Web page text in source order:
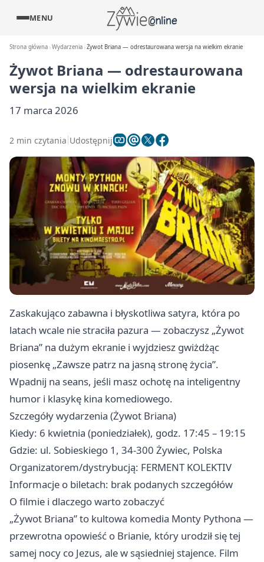
MENU
Strona główna Wydarzenia Żywot Briana — odrestaurowana wersja na wielkim ekranie
Żywot Briana — odrestaurowana
wersja na wielkim ekranie
17 marca 2026
2 min czytania Udostępnij
Zaskakująco zabawna i błyskotliwa satyra, która po
latach wcale nie straciła pazura — zobaczysz „Żywot
Briana” na dużym ekranie i wyjdziesz gwiżdżąc
piosenkę „Zawsze patrz na jasną stronę życia”.
Wpadnij na seans, jeśli masz ochotę na inteligentny
humor i klasykę kina komediowego.
Szczegóły wydarzenia (Żywot Briana)
Kiedy: 6 kwietnia (poniedziałek), godz. 17:45 – 19:15
Gdzie: ul. Sobieskiego 1, 34-300 Żywiec, Polska
Organizatorem/dystrybucją: FERMENT KOLEKTIV
Informacje o biletach: brak podanych szczegółów
O filmie i dlaczego warto zobaczyć
„Żywot Briana” to kultowa komedia Monty Pythona —
przewrotna opowieść o Brianie, który urodził się tej
samej nocy co Jezus, ale w sąsiedniej stajence. Film